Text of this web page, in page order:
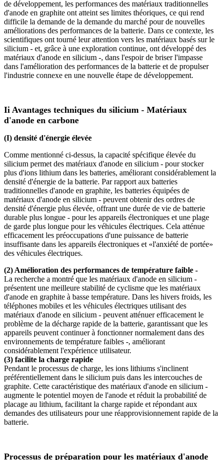
de développement, les performances des matériaux traditionnelles
d'anode en graphite ont atteint ses limites théoriques, ce qui rend
difficile la demande de la demande du marché pour de nouvelles
améliorations des performances de la batterie. Dans ce contexte, les
scientifiques ont tourné leur attention vers les matériaux basés sur le
silicium - et, grâce à une exploration continue, ont développé des
matériaux d'anode en silicium -, dans l'espoir de briser l'impasse
dans l'amélioration des performances de la batterie et de propulser
l'industrie connexe en une nouvelle étape de développement.
Ii Avantages techniques du silicium - Matériaux
d'anode en carbone
(I) densité d'énergie élevée
Comme mentionné ci-dessus, la capacité spécifique élevée du
silicium permet des matériaux d'anode en silicium - pour stocker
plus d'ions lithium dans les batteries, améliorant considérablement la
densité d'énergie de la batterie. Par rapport aux batteries
traditionnelles d'anode en graphite, les batteries équipées de
matériaux d'anode en silicium - peuvent obtenir des ordres de
densité d'énergie plus élevée, offrant une durée de vie de batterie
durable plus longue - pour les appareils électroniques et une plage
de garde plus longue pour les véhicules électriques. Cela atténue
efficacement les préoccupations d'une puissance de batterie
insuffisante dans les appareils électroniques et «l'anxiété de portée»
des véhicules électriques.
(2) Amélioration des performances de température faible -
La recherche a montré que les matériaux d'anode en silicium -
présentent une meilleure stabilité de cyclisme que les matériaux
d'anode en graphite à basse température. Dans les hivers froids, les
téléphones mobiles et les véhicules électriques utilisant des
matériaux d'anode en silicium - peuvent atténuer efficacement le
problème de la décharge rapide de la batterie, garantissant que les
appareils peuvent continuer à fonctionner normalement dans des
environnements de température faibles -, améliorant
considérablement l'expérience utilisateur.
(3) facilite la charge rapide
Pendant le processus de charge, les ions lithiums s'inclinent
préférentiellement dans le silicium puis dans les intercouches de
graphite. Cette caractéristique des matériaux d'anode en silicium -
augmente le potentiel moyen de l'anode et réduit la probabilité de
placage au lithium, facilitant la charge rapide et répondant aux
demandes des utilisateurs pour une réapprovisionnement rapide de la
batterie.
Processus de préparation pour les matériaux d'anode